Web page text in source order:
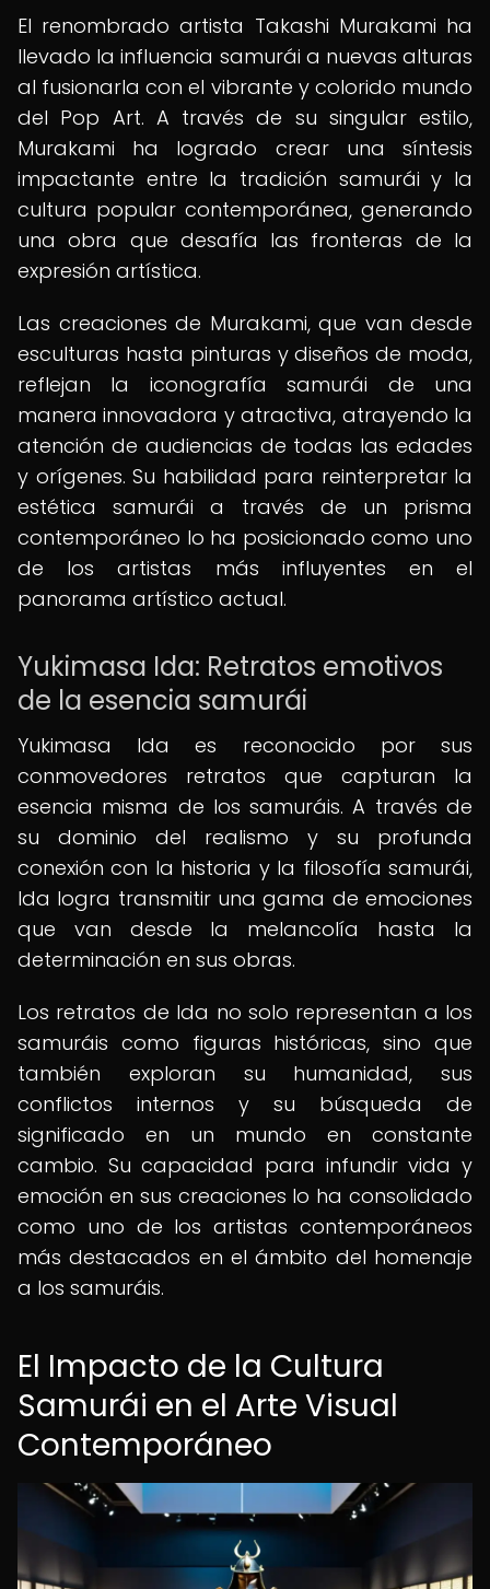
El renombrado artista Takashi Murakami ha
llevado la influencia samurái a nuevas alturas
al fusionarla con el vibrante y colorido mundo
del Pop Art. A través de su singular estilo,
Murakami ha logrado crear una síntesis
impactante entre la tradición samurái y la
cultura popular contemporánea, generando
una obra que desafía las fronteras de la
expresión artística.
Las creaciones de Murakami, que van desde
esculturas hasta pinturas y diseños de moda,
reflejan la iconografía samurái de una
manera innovadora y atractiva, atrayendo la
atención de audiencias de todas las edades
y orígenes. Su habilidad para reinterpretar la
estética samurái a través de un prisma
contemporáneo lo ha posicionado como uno
de los artistas más influyentes en el
panorama artístico actual.
Yukimasa Ida: Retratos emotivos
de la esencia samurái
Yukimasa Ida es reconocido por sus
conmovedores retratos que capturan la
esencia misma de los samuráis. A través de
su dominio del realismo y su profunda
conexión con la historia y la filosofía samurái,
Ida logra transmitir una gama de emociones
que van desde la melancolía hasta la
determinación en sus obras.
Los retratos de Ida no solo representan a los
samuráis como figuras históricas, sino que
también exploran su humanidad, sus
conflictos internos y su búsqueda de
significado en un mundo en constante
cambio. Su capacidad para infundir vida y
emoción en sus creaciones lo ha consolidado
como uno de los artistas contemporáneos
más destacados en el ámbito del homenaje
a los samuráis.
El Impacto de la Cultura
Samurái en el Arte Visual
Contemporáneo